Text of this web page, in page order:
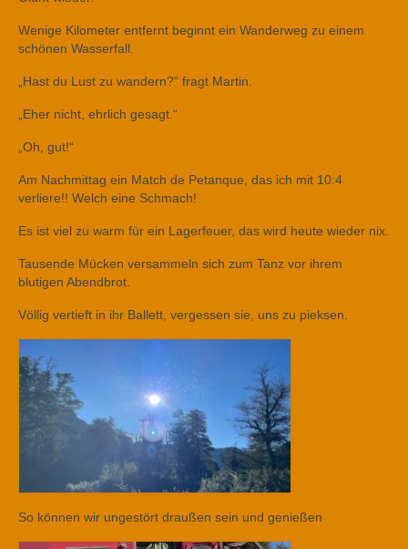
Wenige Kilometer entfernt beginnt ein Wanderweg zu einem
schönen Wasserfall.
„Hast du Lust zu wandern?“ fragt Martin.
„Eher nicht, ehrlich gesagt.“
„Oh, gut!“
Am Nachmittag ein Match de Petanque, das ich mit 10:4
verliere!! Welch eine Schmach!
Es ist viel zu warm für ein Lagerfeuer, das wird heute wieder nix.
Tausende Mücken versammeln sich zum Tanz vor ihrem
blutigen Abendbrot.
Völlig vertieft in ihr Ballett, vergessen sie, uns zu pieksen.
So können wir ungestört draußen sein und genießen